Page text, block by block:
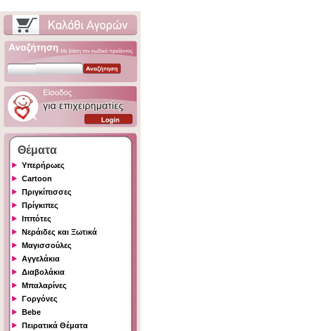
Θέματα
Υπερήρωες
Cartoon
Πριγκίπισσες
Πρίγκιπες
Ιππότες
Νεράιδες και Ξωτικά
Μαγισσούλες
Αγγελάκια
Διαβολάκια
Μπαλαρίνες
Γοργόνες
Bebe
Πειρατικά Θέματα